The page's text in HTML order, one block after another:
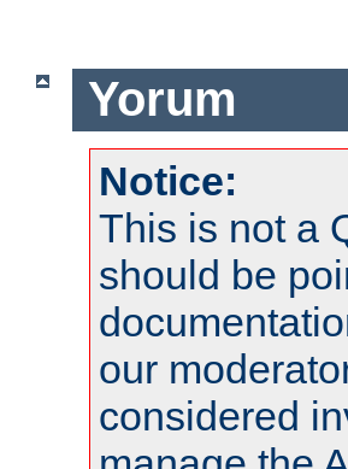
Yorum
Notice:
This is not a
should be
our
considered